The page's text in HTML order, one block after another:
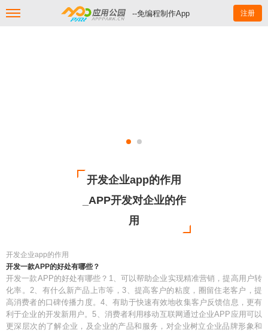
--免编程制作App 注册
开发企业app的作用
_APP开发对企业的作
用
开发企业app的作用
开发一款APP的好处有哪些？
开发一款APP的好处有哪些？1、可以帮助企业实现精准营销，提高用户转
化率。2、有什么新产品上市等，3、提高客户的粘度，圈留住老客户，提
高消费者的口碑传播力度。4、有助于快速有效地收集客户反馈信息，更有
利于企业的开发新用户。5、消费者利用移动互联网通过企业APP应用可以
更深层次的了解企业，及企业的产品和服务，对企业树立企业品牌形象和